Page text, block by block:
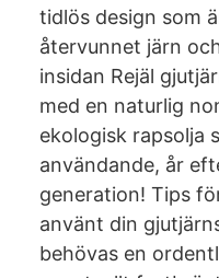
tidlös design som
återvunnet järn
insidan Rejäl
med en naturlig
ekologisk rapsolja
användande, år
generation! Tips
använt din
behövas en